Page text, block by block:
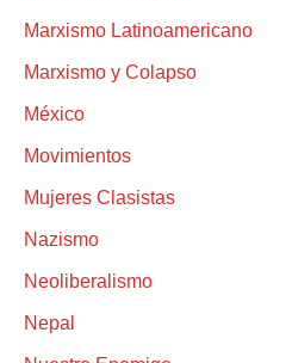
Marxismo Latinoamericano
Marxismo y Colapso
México
Movimientos
Mujeres Clasistas
Nazismo
Neoliberalismo
Nepal